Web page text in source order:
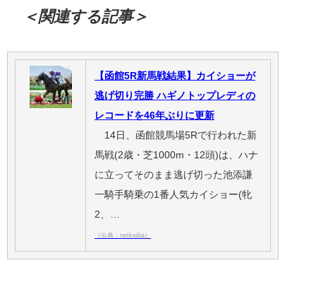
＜関連する記事＞
【函館5R新馬戦結果】カイショーが
逃げ切り完勝 ハギノトップレディの
レコードを46年ぶりに更新
14日、函館競馬場5Rで行われた新
馬戦(2歳・芝1000m・12頭)は、ハナ
に立ってそのまま逃げ切った池添謙
一騎手騎乗の1番人気カイショー(牝
2、…
（出典：netkeiba）